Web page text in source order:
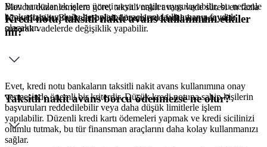
Bazı bankalar ek işlem ücreti veya vergiler uygulayabilir, bu nedenle
bankanızın sunduğu hesaplama araçlarını kullanmanız faydalı
olacaktır.
Mevcut düzenlemelere göre, taksitli nakit avans vade süresi en fazla
12 ay olabilir. Bankalar belirli dönemlerde farklı kampanyalar
sunarak vadelerde değişiklik yapabilir.
Kredi notu, taksitli nakit avans kullanımını etkiler
mi?
Evet, kredi notu bankaların taksitli nakit avans kullanımına onay
vermesinde önemli bir kriterdir. Düşük kredi notuna sahip kişilerin
başvuruları reddedilebilir veya daha düşük limitlerle işlem
yapılabilir. Düzenli kredi kartı ödemeleri yapmak ve kredi sicilinizi
olumlu tutmak, bu tür finansman araçlarını daha kolay kullanmanızı
sağlar.
Taksitli nakit avans borcu ödenmezse ne olur?